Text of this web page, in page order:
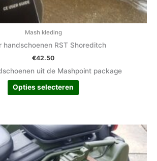
Mash kleding
handschoenen RST Shoreditch
€42.50
uit de Mashpoint package
Opties selecteren